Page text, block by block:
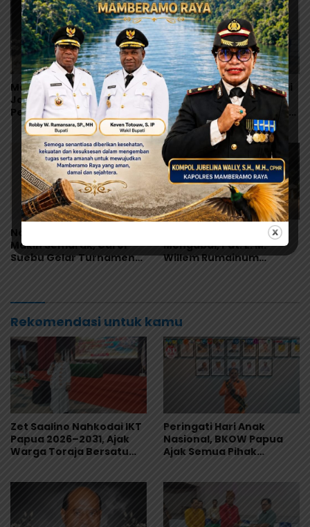
Mantan Wali Kota
Jayapura dan Tokoh
Persipura Menase
Roberth Kambu
Meninggal Dunia
AKBP Zeth Saalino Resmi
Maju Calon Ketua IKT
Papua, Usung Semangat
Kebersamaan
Nobar Final Piala Dunia
Makin Semarak, Carel
Suebu Gelar Turnamen
Mengabdi, Pdt. E. M.
Willem Rumainum
Rekomendasi untuk kamu
Zet Saalino Nahkodai IKT
Papua 2026–2031, Ajak
Warga Toraja Bersatu
Peringati Hari Anak
Nasional, BKOW Papua
Ajak Semua Pihak